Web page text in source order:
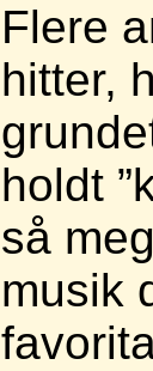
Flere
hitter,
holdt
så
musik